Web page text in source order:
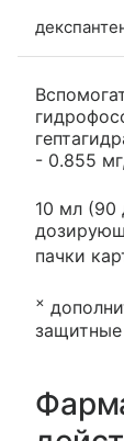
- 0.855
10 мл (90
пачки
×
защитные